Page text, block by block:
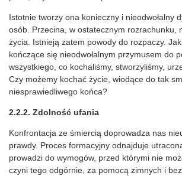
Istotnie tworzy ona konieczny i nieodwołalny
osób. Przecina, w ostatecznym rozrachunku,
życia. Istnieją zatem powody do rozpaczy.
kończące się nieodwołalnym przymusem do
wszystkiego, co kochaliśmy, stworzyliśmy,
Czy możemy kochać życie, wiodące do tak
niesprawiedliwego końca?
2.2.2. Zdolność ufania
Konfrontacja ze śmiercią doprowadza nas
prawdy. Proces formacyjny odnajduje
prowadzi do wymogów, przed którymi nie
czyni tego odgórnie, za pomocą zimnych i